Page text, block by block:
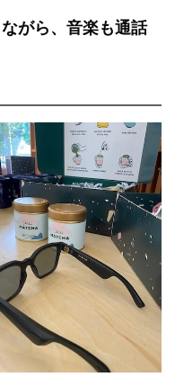
がら、音楽も通話